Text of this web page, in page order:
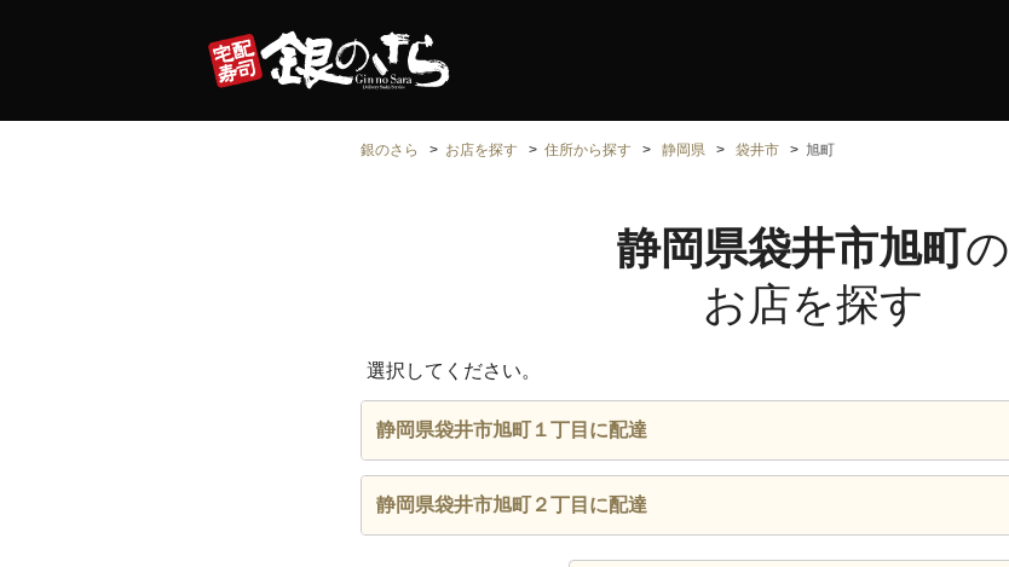
銀のさら お店を探す 住所から探す 静岡県 袋井市 旭町
静岡県袋井市旭町の
お店を探す
選択してください。
静岡県袋井市旭町１丁目に配達
静岡県袋井市旭町２丁目に配達